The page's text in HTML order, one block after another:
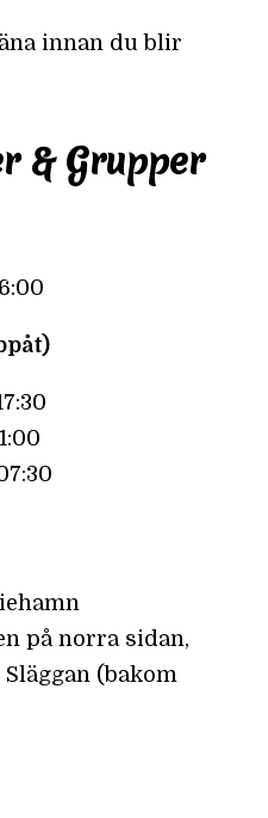
innan du blir
& Grupper
på norra sidan,
(bakom